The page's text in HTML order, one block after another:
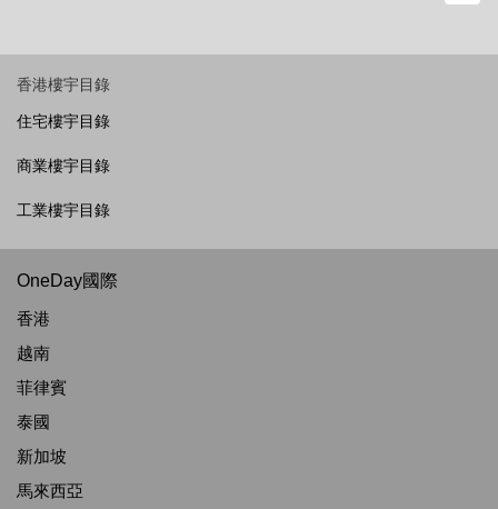
香港樓宇目錄
住宅樓宇目錄
商業樓宇目錄
工業樓宇目錄
OneDay國際
香港
越南
菲律賓
泰國
新加坡
馬來西亞